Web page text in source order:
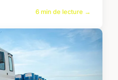
6 min de lecture →